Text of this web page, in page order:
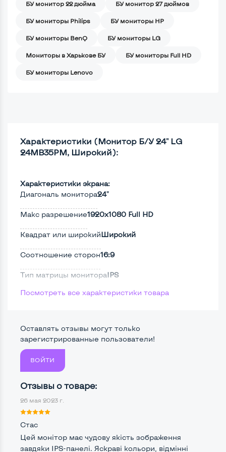
БУ монитор 22 дюйма БУ монитор 27 дюймов
БУ мониторы Philips БУ мониторы HP
БУ мониторы BenQ БУ мониторы LG
Мониторы в Харькове БУ БУ мониторы Full HD
БУ мониторы Lenovo
Характеристики (Монитор Б/У 24" LG
24MB35PM, Широкий):
Характеристики экрана:
Диагональ монитора24"
Макс разрешение1920x1080 Full HD
Квадрат или широкийШирокий
Соотношение сторон16:9
Тип матрицы монитораIPS
Тип подсветки монитораLED
Разъемы подключения:
Крепление сзади, типа VESA
Интерфейс подключения VGA
Посмотреть все характеристики товара
Оставлять отзывы могут только
зарегистрированные пользователи!
ВОЙТИ
Отзывы о товаре:
26 мая 2023 г.
Стас
Цей монітор має чудову якість зображення
завдяки IPS-панелі. Яскраві кольори, відмінні